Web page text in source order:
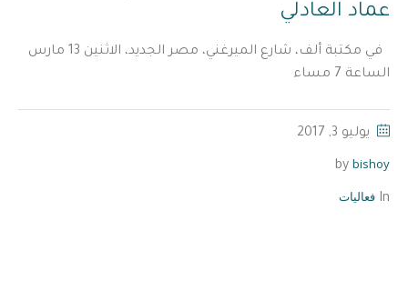
عماد العادلي
في مكتبة ألف، شارع الميرغني، مصر الجديد، الاثنين 13 مارس
الساعة 7 مساء
يوليو 3, 2017
by bishoy
In فعاليات